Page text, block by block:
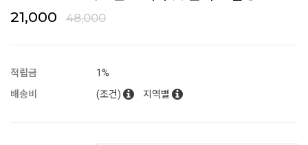
21,000 48,000
적립금
1%
배송비
(조건) 지역별